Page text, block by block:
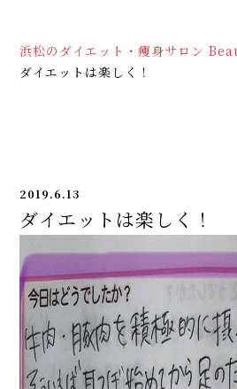
浜松のダイエット・痩身サロン
ダイエットは楽しく！
2019.6.13
ダイエットは楽しく！